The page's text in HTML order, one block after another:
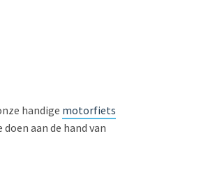
handige motorfiets
aan de hand van